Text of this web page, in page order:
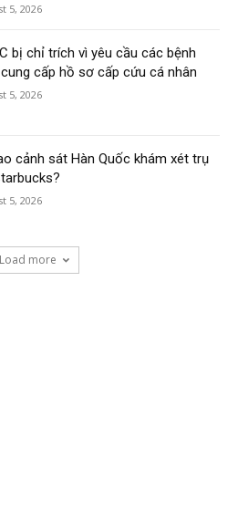
5, 2026
bị chỉ trích vì yêu cầu các bệnh
cấp hồ sơ cấp cứu cá nhân
5, 2026
cảnh sát Hàn Quốc khám xét trụ
5, 2026
Load more